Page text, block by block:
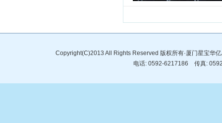
Copyright(C)2013 All Rights Reserved 版权所有·厦门星宝华
电话: 0592-6217186 传真: